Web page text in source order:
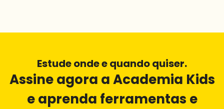
Estude onde e quando quiser.
Assine agora a Academia Kids
e aprenda ferramentas e